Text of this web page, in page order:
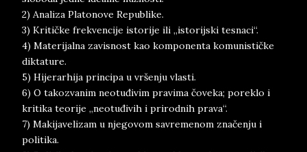
2) Analiza Platonove Republike.
3) Kritičke frekvencije istorije ili „istorijski tesnaci“.
4) Materijalna zavisnost kao komponenta komunističke
diktature.
5) Hijerarhija principa u vršenju vlasti.
6) O takozvanim neotuđivim pravima čoveka; poreklo i
kritika teorije „neotuđivih i prirodnih prava“.
7) Makijavelizam u njegovom savremenom značenju i
politika.